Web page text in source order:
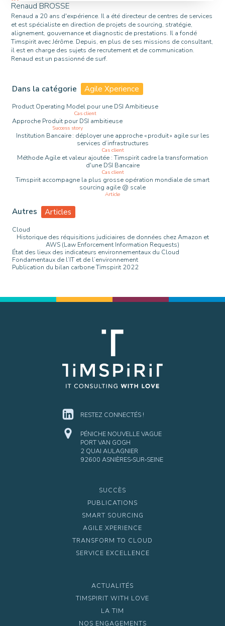
Renaud BROSSE
Renaud a 20 ans d'expérience. Il a été directeur de centres de services
et est spécialiste en direction de projets de sourcing, stratégie,
alignement, gouvernance et diagnostic de prestations. Il a fondé
Timspirit avec Jérôme. Depuis, en plus de ses missions de consultant,
il est en charge des sujets de recrutement et de communication.
Renaud est un passionné de surf.
Dans la catégorie Agile Xperience
Product Operating Model pour une DSI Ambitieuse
Cas client
Approche Produit pour DSI ambitieuse
Success story
Institution Bancaire : déployer une approche « produit » agile sur les
services d’infrastructures
Cas client
Méthode Agile et valeur ajoutée : Timspirit cadre la transformation
d'une DSI Bancaire
Cas client
Timspirit accompagne la plus grosse opération mondiale de smart
sourcing agile @ scale
Article
Autres Articles
Cloud
Historique des réquisitions judiciaires de données chez Amazon et
AWS (Law Enforcement Information Requests)
État des lieux des indicateurs environnementaux du Cloud
Fondamentaux de l’IT et de l’environnement
Publication du bilan carbone Timspirit 2022
RESTEZ CONNECTÉS !
PÉNICHE NOUVELLE VAGUE
PORT VAN GOGH
2 QUAI AULAGNIER
92600 ASNIÈRES‑SUR‑SEINE
SUCCÈS
PUBLICATIONS
SMART SOURCING
AGILE XPERIENCE
TRANSFORM TO CLOUD
SERVICE EXCELLENCE
ACTUALITÉS
TIMSPIRIT WITH LOVE
LA TIM
NOS ENGAGEMENTS